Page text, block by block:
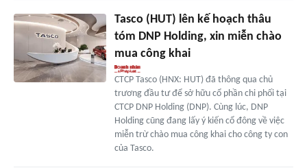
Tasco (HUT) lên kế hoạch thâu
tóm DNP Holding, xin miễn chào
mua công khai
CTCP Tasco (HNX: HUT) đã thông qua chủ
trương đầu tư để sở hữu cổ phần chi phối tại
CTCP DNP Holding (DNP). Cùng lúc, DNP
Holding cũng đang lấy ý kiến cổ đông về việc
miễn trừ chào mua công khai cho công ty con
của Tasco.